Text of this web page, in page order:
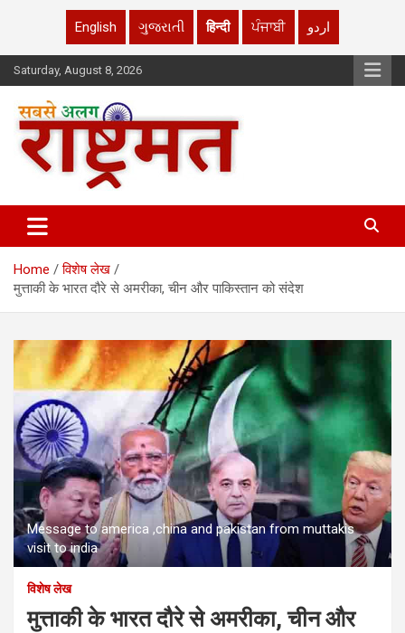
English ગુજરાતી हिन्दी ਪੰਜਾਬੀ اردو
Skip
to
Saturday, August 8, 2026
rashtrmat.com
Home
विशेष लेख
मुत्ताकी के भारत दौरे से अमरीका, चीन और पाकिस्तान को संदेश
Message to america ,china and pakistan from muttakis
visit to india
विशेष लेख
मुत्ताकी के भारत दौरे से अमरीका, चीन और